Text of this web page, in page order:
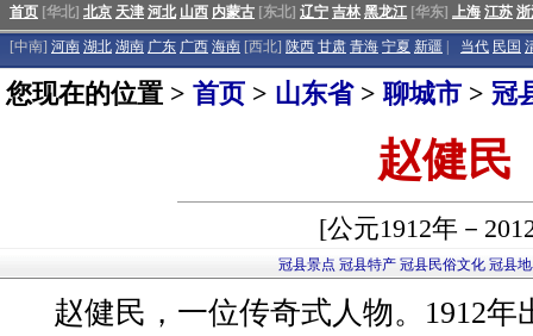
首页 [华北] 北京 天津 河北 山西 内蒙古 [东北] 辽宁 吉林 黑龙江 [华东] 上海 江苏
[中南] 河南 湖北 湖南 广东 广西 海南 [西北] 陕西 甘肃 青海 宁夏 新疆 当代 民国
您现在的位置 > 首页 > 山东省> 聊城市 > 冠
赵健民
[公元1912年－
冠县景点 冠县特产 冠县民俗文化 冠县
赵健民，一位传奇式人物。1912年